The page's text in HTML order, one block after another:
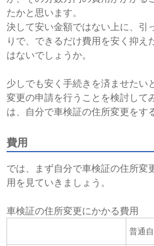
たかと思います。
決して安い金額ではない上に、引
りで、できるだけ費用を安く抑え
はないでしょうか。
少しでも安く手続きを済ませたい
変更の申請を行うことを検討して
は、自分で車検証の住所変更をす
費用
では、まず自分で車検証の住所変
用を見ていきましょう。
車検証の住所変更にかかる費用
普通